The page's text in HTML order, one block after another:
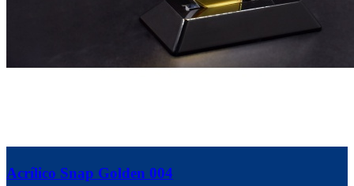
Acrílico Snap Golden 004